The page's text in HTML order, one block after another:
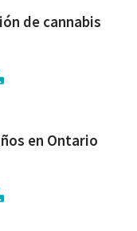
de cannabis
en Ontario